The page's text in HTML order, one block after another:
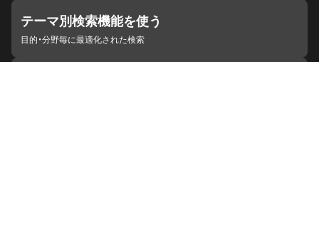
テーマ別検索機能を使う
目的・分野毎に最適化された検索